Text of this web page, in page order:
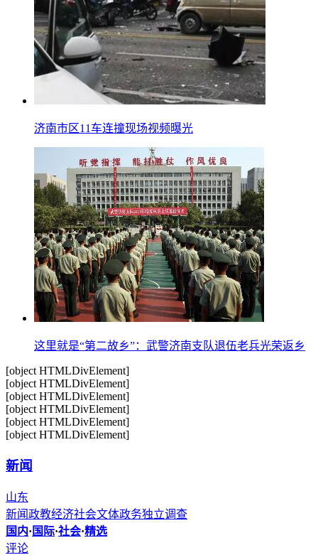
济南市区11车连撞现场视频曝光
这里就是“第二故乡”：武警济南支队退伍老兵光荣返乡
[object HTMLDivElement]
[object HTMLDivElement]
[object HTMLDivElement]
[object HTMLDivElement]
[object HTMLDivElement]
[object HTMLDivElement]
新闻
山东
新闻政教经济社会文体政务独立调查
国内· 国际·社会·精选
评论